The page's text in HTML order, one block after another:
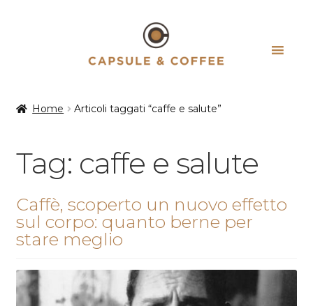
Home Articoli taggati “caffe e salute”
Tag: caffe e salute
Caffè, scoperto un nuovo effetto
sul corpo: quanto berne per
stare meglio